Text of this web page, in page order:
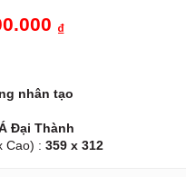
₫
nhân tạo
Đại Thành
Cao) : 359 x 312